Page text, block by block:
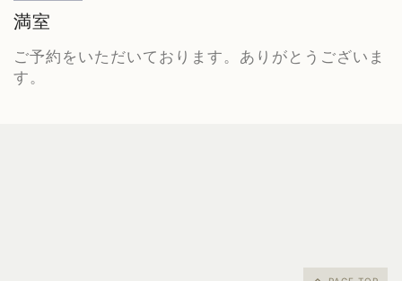
満室
ご予約をいただいております。ありがとうございま
す。